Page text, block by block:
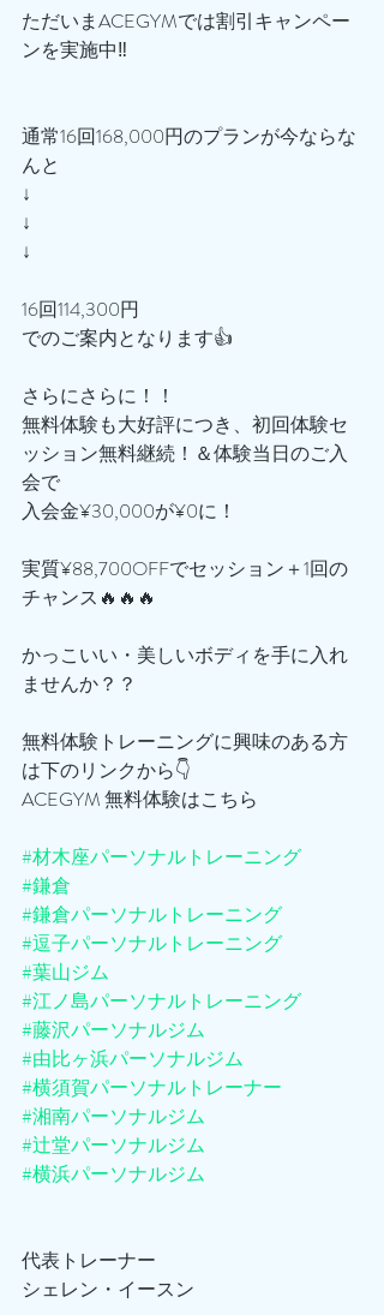
ただいまACEGYMでは割引キャンペー
ンを実施中‼️
通常16回168,000円のプランが今ならな
んと
↓
↓
↓
16回114,300円
でのご案内となります👍
さらにさらに！！
無料体験も大好評につき、初回体験セ
ッション無料継続！＆体験当日のご入
会で
入会金¥30,000が¥0に！
実質¥88,700OFFでセッション＋1回の
チャンス🔥🔥🔥
かっこいい・美しいボディを手に入れ
ませんか？？
無料体験トレーニングに興味のある方
は下のリンクから👇
ACEGYM 無料体験はこちら
#材木座パーソナルトレーニング
#鎌倉
#鎌倉パーソナルトレーニング
#逗子パーソナルトレーニング
#葉山ジム
#江ノ島パーソナルトレーニング
#藤沢パーソナルジム
#由比ヶ浜パーソナルジム
#横須賀パーソナルトレーナー
#湘南パーソナルジム
#辻堂パーソナルジム
#横浜パーソナルジム
代表トレーナー
シェレン・イースン